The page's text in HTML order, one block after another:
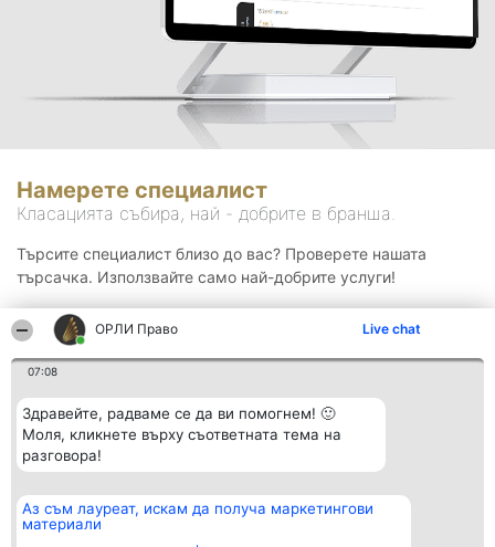
ОРЛИ Право Live chat
07:08
Здравейте, радваме се да ви помогнем! 🙂
Моля, кликнете върху съответната тема на
разговора!
Аз съм лауреат, искам да получа маркетингови
материали
Намерете специалист
Класацията събира, най - добрите в бранша.
Търсите специалист близо до вас? Проверете нашата
търсачка. Използвайте само най-добрите услуги!
Организатор на
класиране
Класация Контакти